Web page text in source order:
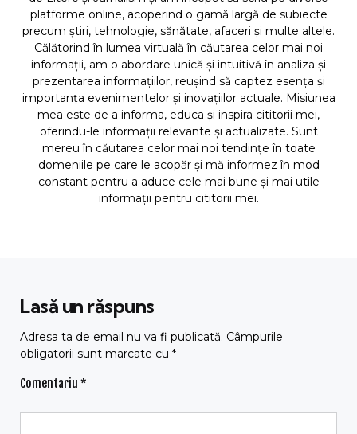
platforme online, acoperind o gamă largă de subiecte
precum știri, tehnologie, sănătate, afaceri și multe altele.
Călătorind în lumea virtuală în căutarea celor mai noi
informații, am o abordare unică și intuitivă în analiza și
prezentarea informațiilor, reușind să captez esența și
importanța evenimentelor și inovațiilor actuale. Misiunea
mea este de a informa, educa și inspira cititorii mei,
oferindu-le informații relevante și actualizate. Sunt
mereu în căutarea celor mai noi tendințe în toate
domeniile pe care le acopăr și mă informez în mod
constant pentru a aduce cele mai bune și mai utile
informații pentru cititorii mei.
Lasă un răspuns
Adresa ta de email nu va fi publicată. Câmpurile
obligatorii sunt marcate cu *
Comentariu *